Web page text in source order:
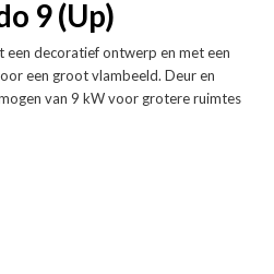
9 (Up)
een decoratief ontwerp en met een
een groot vlambeeld. Deur en
van 9 kW voor grotere ruimtes